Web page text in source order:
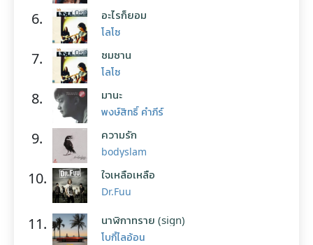
6. อะไรก็ยอม
โลโซ
7. ซมซาน
โลโซ
8. มานะ
พงษ์สิทธิ์ คำภีร์
9. ความรัก
bodyslam
10. ใจเหลือเหลือ
Dr.Fuu
11. นาฬิกาทราย (sign)
โบกี้ไลอ้อน